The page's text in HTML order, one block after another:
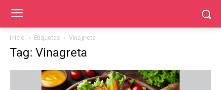
Inicio Etiquetas Vinagreta
Tag: Vinagreta